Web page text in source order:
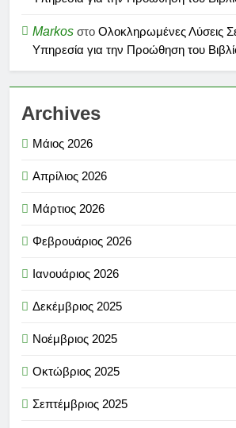
Markos στο Ολοκληρωμένες Λύσεις
Υπηρεσία για την Προώθηση του
Archives
Μάιος 2026
Απρίλιος 2026
Μάρτιος 2026
Φεβρουάριος 2026
Ιανουάριος 2026
Δεκέμβριος 2025
Νοέμβριος 2025
Οκτώβριος 2025
Σεπτέμβριος 2025